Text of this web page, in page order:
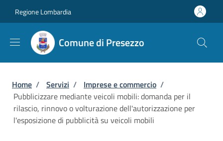
Regione Lombardia
Comune di Presezzo
Briciole di pane
Home / Servizi / Imprese e commercio /
Pubblicizzare mediante veicoli mobili: domanda per il
rilascio, rinnovo o volturazione dell'autorizzazione per
l'esposizione di pubblicità su veicoli mobili